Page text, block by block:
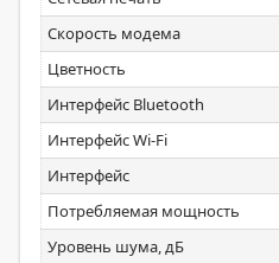
Скорость модема
Цветность
Интерфейс Bluetooth
Интерфейс Wi-Fi
Интерфейс
Потребляемая мощность
Уровень шума, дБ